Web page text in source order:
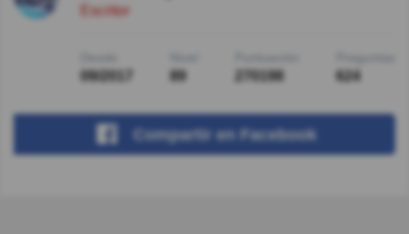
Escritor
09/2017 89 270198 624
Compartir en Facebook